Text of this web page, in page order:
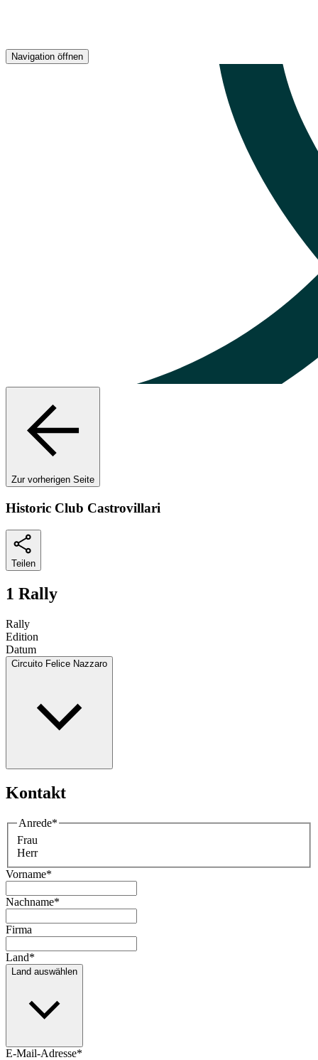
Navigation öffnen
Zur vorherigen Seite
Historic Club Castrovillari
Teilen
1 Rally
Rally
Edition
Datum
Circuito Felice Nazzaro
Kontakt
Anrede*
Frau
Herr
Vorname*
Nachname*
Firma
Land*
Land auswählen
E-Mail-Adresse*